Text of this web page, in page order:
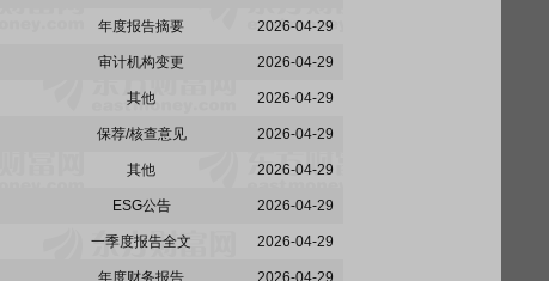
年度报告摘要 2026-04-29
审计机构变更 2026-04-29
其他 2026-04-29
保荐/核查意见 2026-04-29
其他 2026-04-29
ESG公告 2026-04-29
一季度报告全文 2026-04-29
年度财务报告 2026-04-29